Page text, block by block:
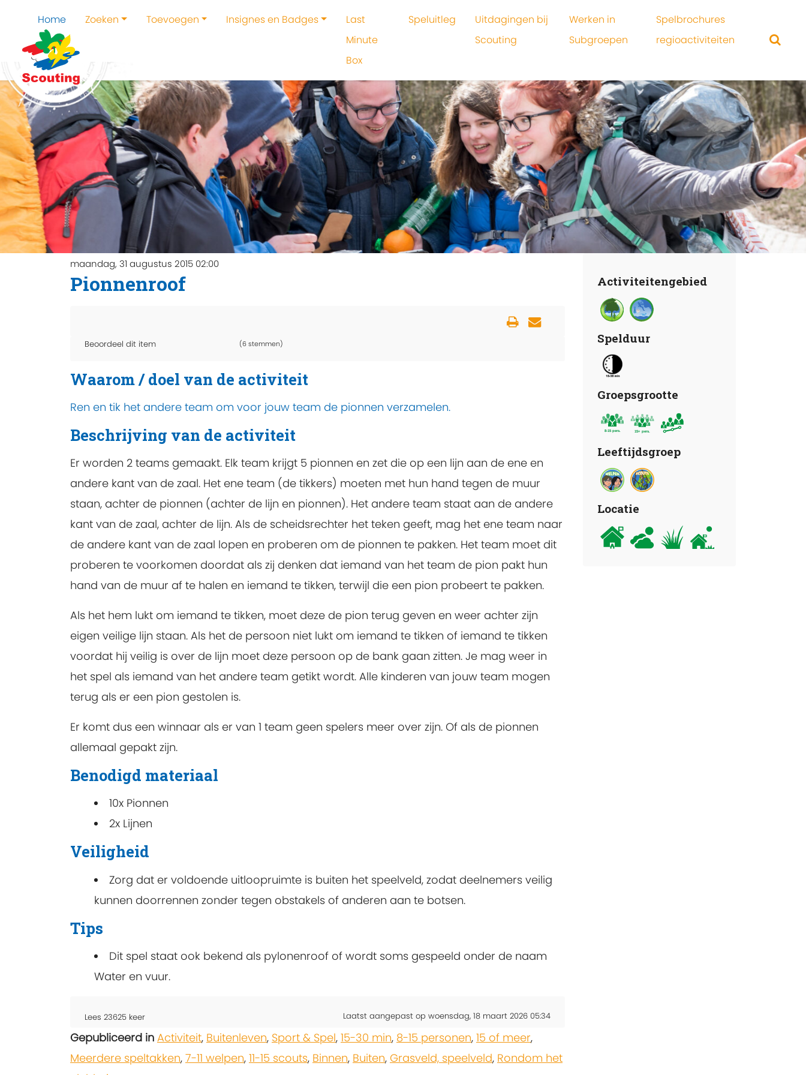
Home Zoeken Toevoegen Insignes en Badges
Last
Minute
Box
Speluitleg
Uitdagingen bij
Scouting
Werken in
Subgroepen
Spelbrochures
regioactiviteiten
maandag, 31 augustus 2015 02:00
Pionnenroof
Beoordeel dit item (6 stemmen)
Waarom / doel van de activiteit
Ren en tik het andere team om voor jouw team de pionnen verzamelen.
Beschrijving van de activiteit
Er worden 2 teams gemaakt. Elk team krijgt 5 pionnen en zet die op een lijn aan de ene en
andere kant van de zaal. Het ene team (de tikkers) moeten met hun hand tegen de muur
staan, achter de pionnen (achter de lijn en pionnen). Het andere team staat aan de andere
kant van de zaal, achter de lijn. Als de scheidsrechter het teken geeft, mag het ene team naar
de andere kant van de zaal lopen en proberen om de pionnen te pakken. Het team moet dit
proberen te voorkomen doordat als zij denken dat iemand van het team de pion pakt hun
hand van de muur af te halen en iemand te tikken, terwijl die een pion probeert te pakken.
Als het hem lukt om iemand te tikken, moet deze de pion terug geven en weer achter zijn
eigen veilige lijn staan. Als het de persoon niet lukt om iemand te tikken of iemand te tikken
voordat hij veilig is over de lijn moet deze persoon op de bank gaan zitten. Je mag weer in
het spel als iemand van het andere team getikt wordt. Alle kinderen van jouw team mogen
terug als er een pion gestolen is.
Er komt dus een winnaar als er van 1 team geen spelers meer over zijn. Of als de pionnen
allemaal gepakt zijn.
Benodigd materiaal
10x Pionnen
2x Lijnen
Veiligheid
Zorg dat er voldoende uitloopruimte is buiten het speelveld, zodat deelnemers veilig
kunnen doorrennen zonder tegen obstakels of anderen aan te botsen.
Tips
Dit spel staat ook bekend als pylonenroof of wordt soms gespeeld onder de naam
Water en vuur.
Lees 23625 keer Laatst aangepast op woensdag, 18 maart 2026 05:34
Gepubliceerd in Activiteit, Buitenleven, Sport & Spel, 15-30 min, 8-15 personen, 15 of meer,
Meerdere speltakken, 7-11 welpen, 11-15 scouts, Binnen, Buiten, Grasveld, speelveld, Rondom het
Activiteitengebied
Spelduur
Groepsgrootte
Leeftijdsgroep
Locatie